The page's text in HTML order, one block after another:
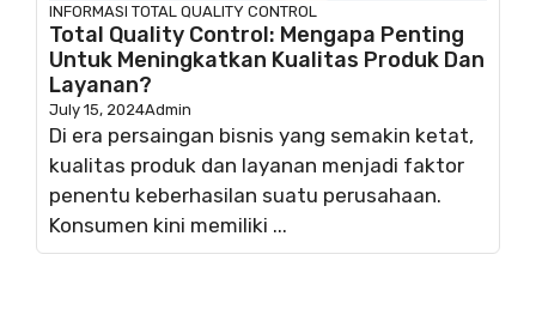
INFORMASI TOTAL QUALITY CONTROL
Total Quality Control: Mengapa Penting
Untuk Meningkatkan Kualitas Produk Dan
Layanan?
July 15, 2024Admin
Di era persaingan bisnis yang semakin ketat,
kualitas produk dan layanan menjadi faktor
penentu keberhasilan suatu perusahaan.
Konsumen kini memiliki ...